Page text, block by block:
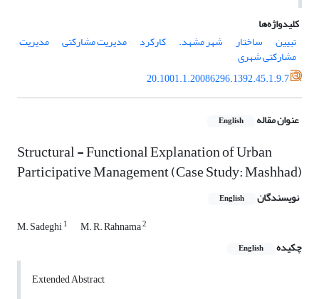
کلیدواژه‌ها
تبیین
ساختار شهر مشهد. کارکرد مدیریت مشارکتی مدیریت
مشارکتی شهری
20.1001.1.20086296.1392.45.1.9.7
عنوان مقاله English
Structural - Functional Explanation of Urban
Participative Management (Case Study: Mashhad)
نویسندگان English
M. Sadeghi1 M. R. Rahnama2
چکیده English
Extended Abstract